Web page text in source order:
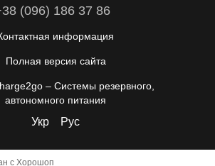
(096) 186 37 86
информация
Полная версия сайта
– Системы резервного,
автономного питания
Укр Рус
с Хорошоп